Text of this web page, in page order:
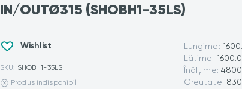
IN/OUTØ315 (SHOBH1-35LS)
Wishlist
SKU: SHOBH1-35LS
Produs indisponibil
Lungime:
Lătime:
Înălțime:
Greutate: